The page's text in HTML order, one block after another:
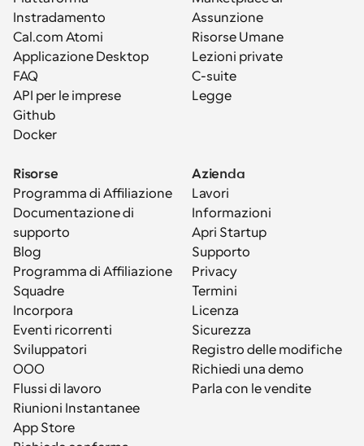
Instradamento
Cal.com Atomi
Applicazione Desktop
FAQ
API per le imprese
Github
Docker
Assunzione
Risorse Umane
Lezioni private
C-suite
Legge
Risorse
Programma di Affiliazione
Documentazione di
supporto
Blog
Programma di Affiliazione
Squadre
Incorpora
Eventi ricorrenti
Sviluppatori
OOO
Flussi di lavoro
Riunioni Instantanee
App Store
Azienda
Lavori
Informazioni
Apri Startup
Supporto
Privacy
Termini
Licenza
Sicurezza
Registro delle modifiche
Richiedi una demo
Parla con le vendite